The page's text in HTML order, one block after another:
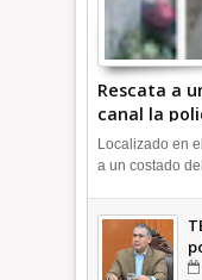
Rescata a
canal la
Localizado en
a un costado